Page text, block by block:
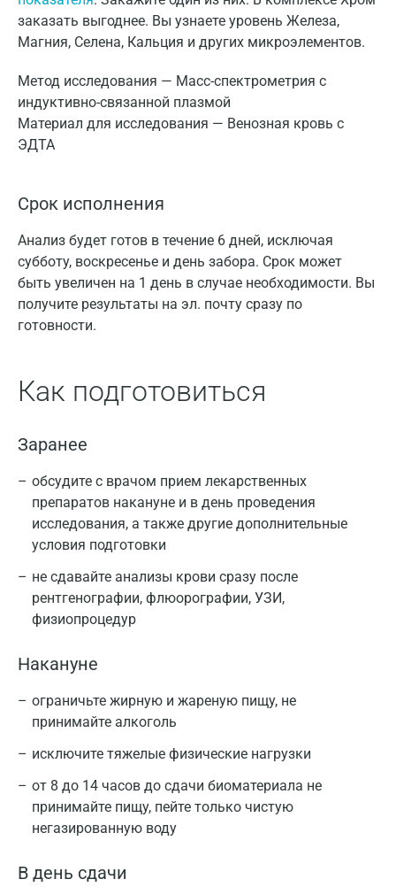
заказать выгоднее. Вы узнаете уровень Железа,
Магния, Селена, Кальция и других микроэлементов.
Метод исследования — Масс-спектрометрия с
индуктивно-связанной плазмой
Материал для исследования — Венозная кровь с
ЭДТА
Срок исполнения
Анализ будет готов в течение 6 дней, исключая
субботу, воскресенье и день забора. Срок может
быть увеличен на 1 день в случае необходимости. Вы
получите результаты на эл. почту сразу по
готовности.
Как подготовиться
Заранее
обсудите с врачом прием лекарственных
препаратов накануне и в день проведения
исследования, а также другие дополнительные
условия подготовки
не сдавайте анализы крови сразу после
рентгенографии, флюорографии, УЗИ,
физиопроцедур
Накануне
ограничьте жирную и жареную пищу, не
принимайте алкоголь
исключите тяжелые физические нагрузки
от 8 до 14 часов до сдачи биоматериала не
принимайте пищу, пейте только чистую
негазированную воду
В день сдачи